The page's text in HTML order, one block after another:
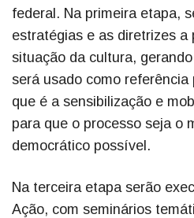
federal. Na primeira etapa,
estratégias e as diretrizes a
situação da cultura,
será usado como
que é a sensibilização e
para que o processo seja o
democrático possível.
Na terceira etapa serão
Ação, com seminários